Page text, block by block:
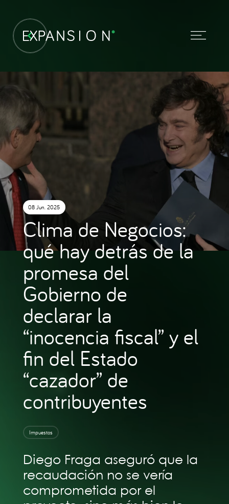
08 Jun. 2025
Clima de Negocios:
qué hay detrás de la
promesa del
Gobierno de
declarar la
“inocencia fiscal” y el
fin del Estado
“cazador” de
contribuyentes
Impuestos
Diego Fraga aseguró que la
recaudación no se vería
comprometida por el